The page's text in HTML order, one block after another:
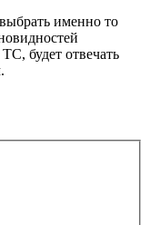
именно то
будет отвечать